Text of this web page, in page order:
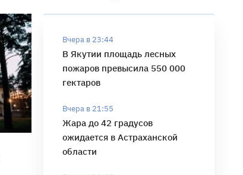
Вчера в 23:44
В Якутии площадь лесных
пожаров превысила 550 000
гектаров
Вчера в 21:55
Жара до 42 градусов
ожидается в Астраханской
области